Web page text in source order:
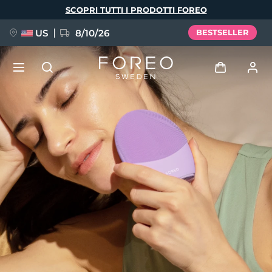
SCOPRI TUTTI I PRODOTTI FOREO
US 8/10/26 BESTSELLER
Profilo utente
I miei dispositivi
I miei ordini
I miei indirizzi
I miei abbonamenti
NUOVO
FAQ™ Pure Beauty-Tech Elixir
BREAKING NEWS
issa™ Teeth Whitening Set
Lingua
English Deutsch
Español
Français
Italiano
Português
Svenska
Русский
Türkçe
简体中文 繁體中文